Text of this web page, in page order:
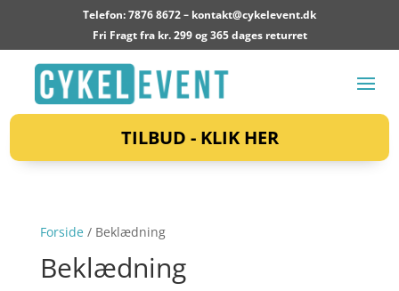
Telefon: 7876 8672 – kontakt@cykelevent.dk
Fri Fragt fra kr. 299 og 365 dages returret
TILBUD - KLIK HER
Forside/ Beklædning
Beklædning